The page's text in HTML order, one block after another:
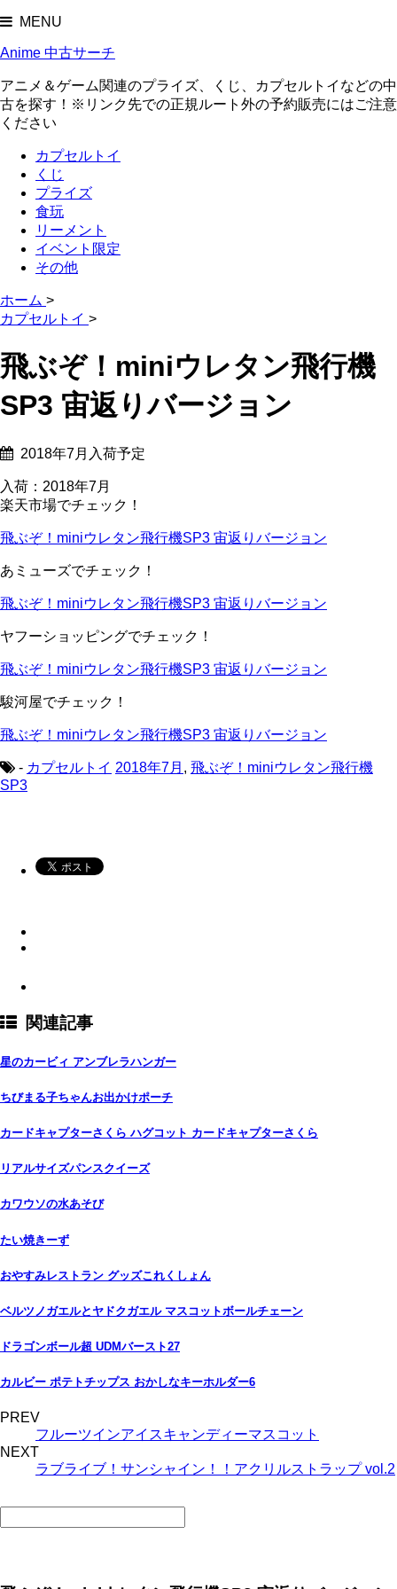
MENU
Anime 中古サーチ
アニメ＆ゲーム関連のプライズ、くじ、カプセルトイなどの中
古を探す！※リンク先での正規ルート外の予約販売にはご注意
ください
カプセルトイ
くじ
プライズ
食玩
リーメント
イベント限定
その他
ホーム >
カプセルトイ >
飛ぶぞ！miniウレタン飛行機
SP3 宙返りバージョン
2018年7月入荷予定
入荷：2018年7月
楽天市場でチェック！
飛ぶぞ！miniウレタン飛行機SP3 宙返りバージョン
あミューズでチェック！
飛ぶぞ！miniウレタン飛行機SP3 宙返りバージョン
ヤフーショッピングでチェック！
飛ぶぞ！miniウレタン飛行機SP3 宙返りバージョン
駿河屋でチェック！
飛ぶぞ！miniウレタン飛行機SP3 宙返りバージョン
- カプセルトイ 2018年7月 , 飛ぶぞ！miniウレタン飛行機
SP3
関連記事
星のカービィ アンブレラハンガー
ちびまる子ちゃんお出かけポーチ
カードキャプターさくら ハグコット カードキャプターさくら
リアルサイズパンスクイーズ
カワウソの水あそび
たい焼きーず
おやすみレストラン グッズこれくしょん
ベルツノガエルとヤドクガエル マスコットボールチェーン
ドラゴンボール超 UDMバースト27
カルビー ポテトチップス おかしなキーホルダー6
PREV
フルーツインアイスキャンディーマスコット
NEXT
ラブライブ！サンシャイン！！アクリルストラップ vol.2